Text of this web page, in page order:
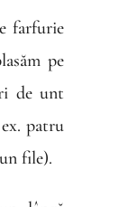
farfurie
pe
de unt
patru
file).